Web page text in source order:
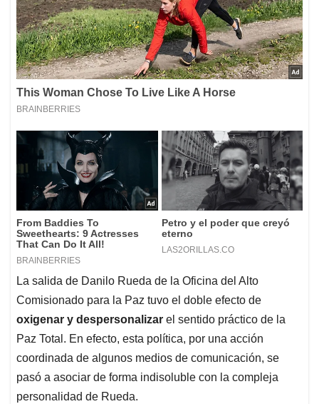
La salida de Danilo Rueda de la Oficina del Alto
Comisionado para la Paz tuvo el doble efecto de
oxigenar y despersonalizar el sentido práctico de la
Paz Total. En efecto, esta política, por una acción
coordinada de algunos medios de comunicación, se
pasó a asociar de forma indisoluble con la compleja
personalidad de Rueda.